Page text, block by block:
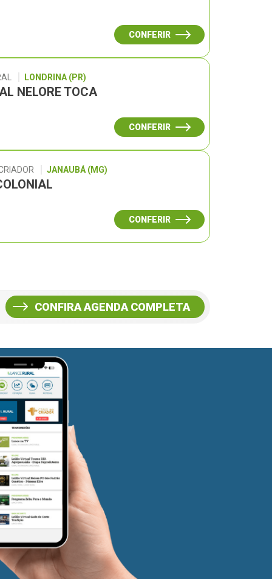
CONFERIR
LONDRINA (PR)
NELORE TOCA
CONFERIR
JANAUBÁ (MG)
CONFERIR
CONFIRA AGENDA COMPLETA